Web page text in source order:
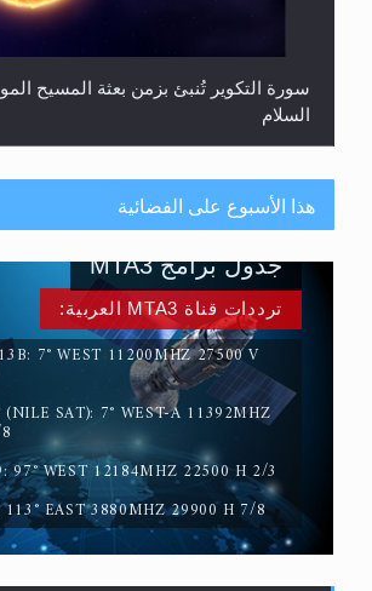
سورة التكوير تُنبئ بزمن بعثة المسيح
السلام
حقيقة المسيح الدجال
هذا الأسبوع على الفضائية
ترددات قناة MTA3 العربية:
7° WEST 11200MHZ 27500 V
(NILE SAT): 7° WEST-A 11392MHZ
97° WEST 12184MHZ 22500 H 2/3
113° EAST 3880MHZ 29900 H 7/8
جدول برامج MTA3